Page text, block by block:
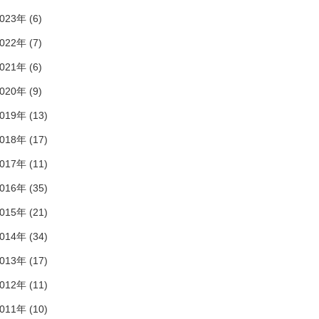
年 (6)
年 (7)
年 (6)
年 (9)
年 (13)
年 (17)
年 (11)
年 (35)
年 (21)
年 (34)
年 (17)
年 (11)
年 (10)